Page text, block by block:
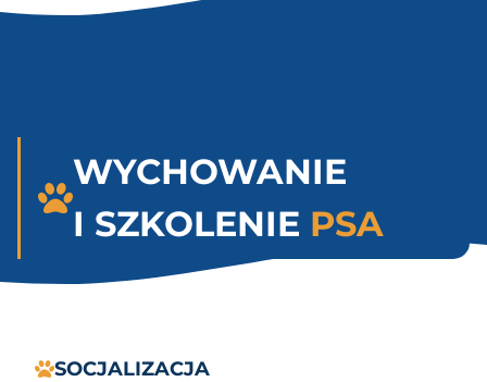
WYCHOWANIE
I SZKOLENIE PSA
SOCJALIZACJA